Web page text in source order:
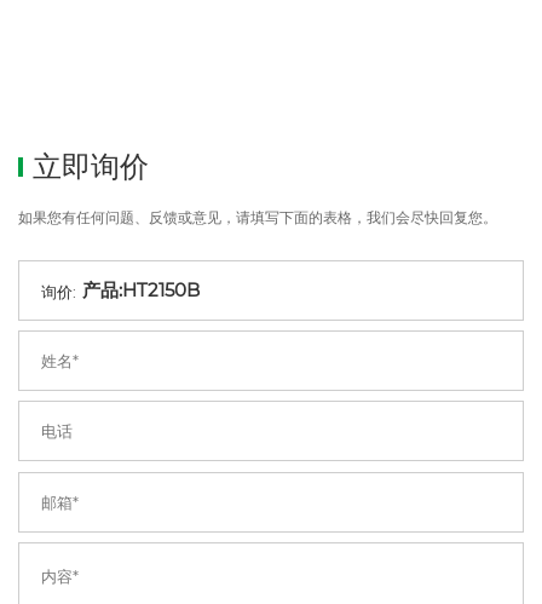
立即询价
如果您有任何问题、反馈或意见，请填写下面的表格，我们会尽快回复您。
询价: